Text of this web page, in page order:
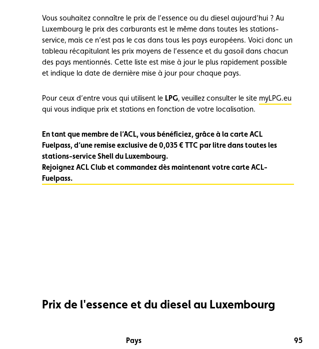
Vous souhaitez connaître le prix de l’essence ou du diesel aujourd’hui ? Au
Luxembourg le prix des carburants est le même dans toutes les stations-
service, mais ce n’est pas le cas dans tous les pays européens. Voici donc un
tableau récapitulant les prix moyens de l’essence et du gasoil dans chacun
des pays mentionnés. Cette liste est mise à jour le plus rapidement possible
et indique la date de dernière mise à jour pour chaque pays.
Pour ceux d’entre vous qui utilisent le LPG, veuillez consulter le site myLPG.eu
qui vous indique prix et stations en fonction de votre localisation.
En tant que membre de l’ACL, vous bénéficiez, grâce à la carte ACL
Fuelpass, d’une remise exclusive de 0,035 € TTC par litre dans toutes les
stations-service Shell du Luxembourg.
Rejoignez ACL Club et commandez dès maintenant votre carte ACL-
Fuelpass.
Prix de l'essence et du diesel au Luxembourg
Pays 95